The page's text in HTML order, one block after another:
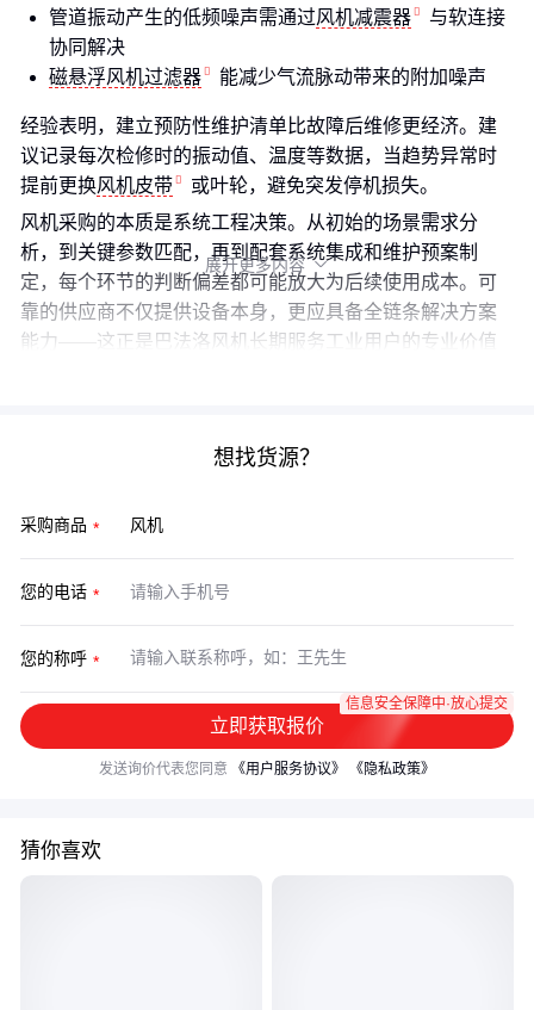
管道振动产生的低频噪声需通过风机减震器
与软连接
协同解决
磁悬浮风机过滤器
能减少气流脉动带来的附加噪声
经验表明，建立预防性维护清单比故障后维修更经济。建
议记录每次检修时的振动值、温度等数据，当趋势异常时
提前更换风机皮带
或叶轮，避免突发停机损失。
风机采购的本质是系统工程决策。从初始的场景需求分
析，到关键参数匹配，再到配套系统集成和维护预案制
定，每个环节的判断偏差都可能放大为后续使用成本。可
靠的供应商不仅提供设备本身，更应具备全链条解决方案
能力——这正是巴法洛风机长期服务工业用户的专业价值
展开更多内容 
想找货源？
采购商品
您的电话
您的称呼
立即获取报价
信息安全保障中·放心提交
发送询价代表您同意 《用户服务协议》 《隐私政策》
猜你喜欢